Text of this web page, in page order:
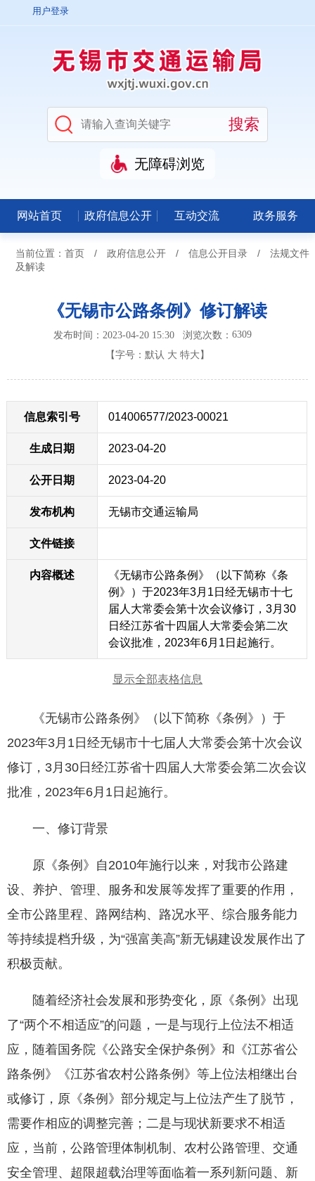
用户登录
无障碍浏览
网站首页 政府信息公开 互动交流 政务服务
当前位置： 首页 / 政府信息公开 / 信息公开目录 /
法规文件
及解读
《无锡市公路条例》修订解读
发布时间：2023-04-20 15:30浏览次数：6309
【字号： 默认 大 特大 】
信息索引号 014006577/2023-00021
生成日期 2023-04-20
公开日期 2023-04-20
发布机构 无锡市交通运输局
文件链接
内容概述
《无锡市公路条例》（以下简称《条
例》）于2023年3月1日经无锡市十七
届人大常委会第十次会议修订，3月30
日经江苏省十四届人大常委会第二次
会议批准，2023年6月1日起施行。
显示全部表格信息
《无锡市公路条例》（以下简称《条例》）于
2023年3月1日经无锡市十七届人大常委会第十次会议
修订，3月30日经江苏省十四届人大常委会第二次会议
批准，2023年6月1日起施行。
一、修订背景
原《条例》自2010年施行以来，对我市公路建
设、养护、管理、服务和发展等发挥了重要的作用，
全市公路里程、路网结构、路况水平、综合服务能力
等持续提档升级，为“强富美高”新无锡建设发展作出了
积极贡献。
随着经济社会发展和形势变化，原《条例》出现
了“两个不相适应”的问题，一是与现行上位法不相适
应，随着国务院《公路安全保护条例》和《江苏省公
路条例》《江苏省农村公路条例》等上位法相继出台
或修订，原《条例》部分规定与上位法产生了脱节，
需要作相应的调整完善；二是与现状新要求不相适
应，当前，公路管理体制机制、农村公路管理、交通
安全管理、超限超载治理等面临着一系列新问题、新